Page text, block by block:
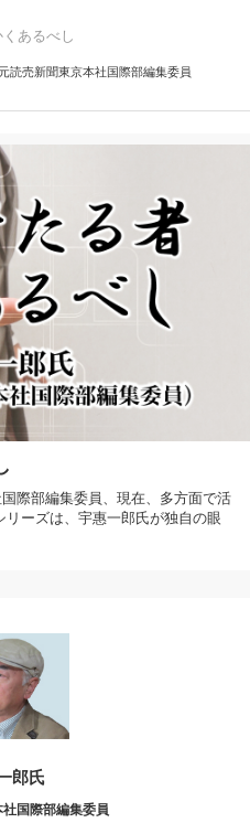
あるべし
読売新聞東京本社国際部編集委員
際部編集委員、現在、多方面で活
ーズは、宇惠一郎氏が独自の眼
郎氏
国際部編集委員